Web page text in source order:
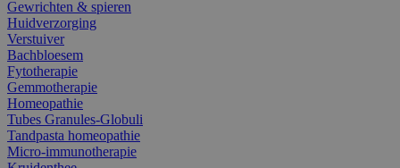
Gewrichten & spieren
Huidverzorging
Verstuiver
Bachbloesem
Fytotherapie
Gemmotherapie
Homeopathie
Tubes Granules-Globuli
Tandpasta homeopathie
Micro-immunotherapie